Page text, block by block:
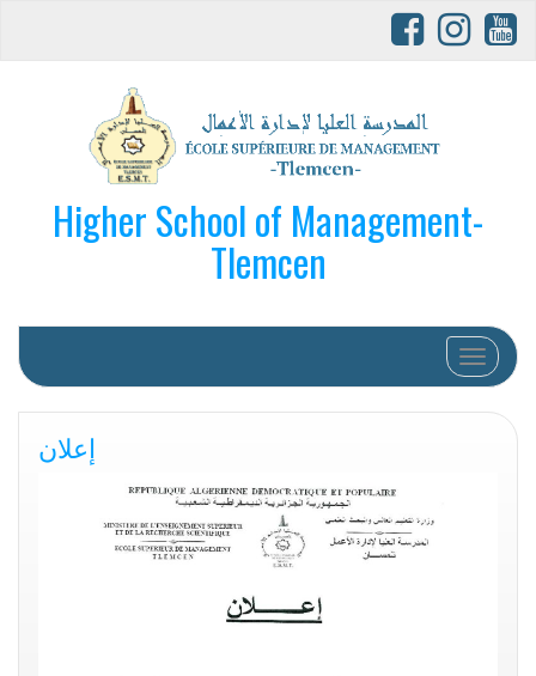
Higher School of Management-
Tlemcen
Afficher/
إعلان